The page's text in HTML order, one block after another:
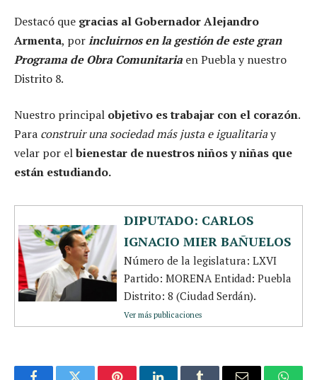
Destacó que gracias al Gobernador Alejandro
Armenta, porincluirnos en la gestión de este gran
Programa de Obra Comunitaria en Puebla y nuestro
Distrito 8.
Nuestro principal objetivo es trabajar con el corazón.
Para construir una sociedad más justa e igualitariay
velar por elbienestar de nuestros niños y niñas que
están estudiando.
DIPUTADO: CARLOS
IGNACIO MIER BAÑUELOS
Número de la legislatura: LXVI
Partido: MORENA Entidad: Puebla
Distrito: 8 (Ciudad Serdán).
Ver más publicaciones